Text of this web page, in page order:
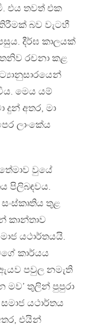
එය තවත් එක
බව වැටහී
දීර්ඝ කාලයක්
රචනා කළ
මෙය යම්
අතර, මා
ලාංකේය
වුයේ
පිලිබඳවය.
තුළ
කාන්තාව
යථාර්තයයි.
කාර්යය
පවුල නමැති
මව’ තුලින් පුපුරා
යථාර්තය
එයින්